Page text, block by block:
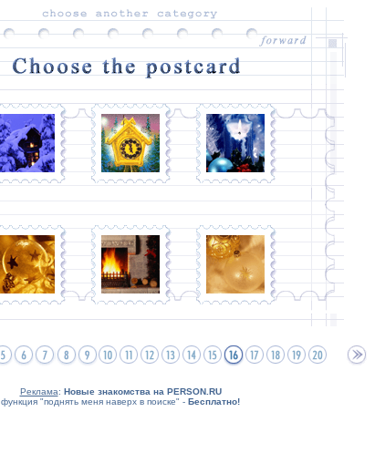
Реклама: Новые знакомства на PERSON.RU
функция "поднять меня наверх в поиске" - Бесплатно!